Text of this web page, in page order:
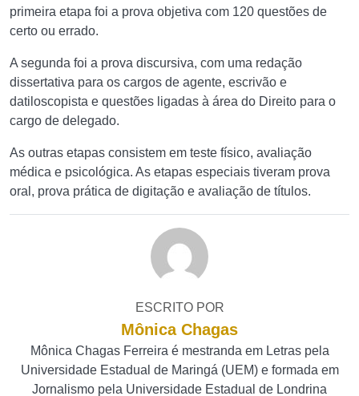
primeira etapa foi a prova objetiva com 120 questões de
certo ou errado.
A segunda foi a prova discursiva, com uma redação
dissertativa para os cargos de agente, escrivão e
datiloscopista e questões ligadas à área do Direito para o
cargo de delegado.
As outras etapas consistem em teste físico, avaliação
médica e psicológica. As etapas especiais tiveram prova
oral, prova prática de digitação e avaliação de títulos.
ESCRITO POR
Mônica Chagas
Mônica Chagas Ferreira é mestranda em Letras pela
Universidade Estadual de Maringá (UEM) e formada em
Jornalismo pela Universidade Estadual de Londrina